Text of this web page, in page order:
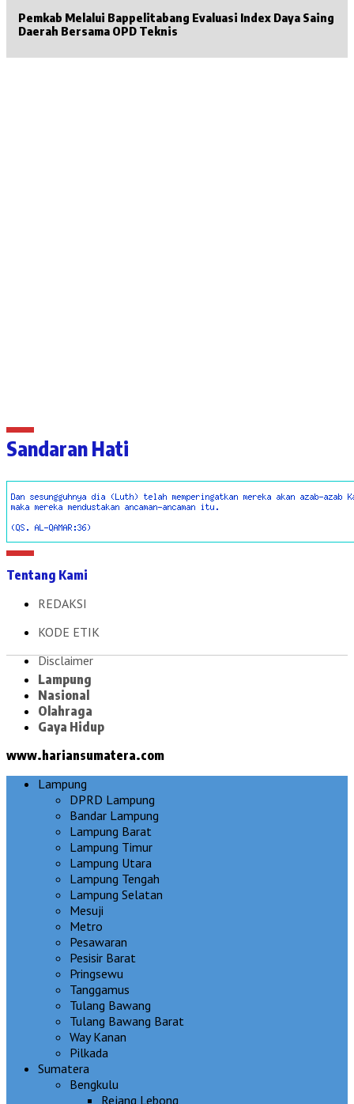
Pemkab Melalui Bappelitabang Evaluasi Index Daya Saing
Daerah Bersama OPD Teknis
Sandaran Hati
Tentang Kami
REDAKSI
KODE ETIK
Disclaimer
Lampung
Nasional
Olahraga
Gaya Hidup
www.hariansumatera.com
Lampung
DPRD Lampung
Bandar Lampung
Lampung Barat
Lampung Timur
Lampung Utara
Lampung Tengah
Lampung Selatan
Mesuji
Metro
Pesawaran
Pesisir Barat
Pringsewu
Tanggamus
Tulang Bawang
Tulang Bawang Barat
Way Kanan
Pilkada
Sumatera
Bengkulu
Rejang Lebong